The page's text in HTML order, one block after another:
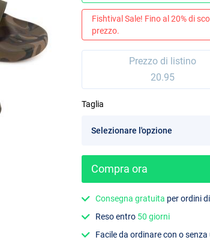
Fishtival Sale! Fino al 20% di
prezzo.
Prezzo di listino
20.95
Taglia
Compra ora
Consegna gratuita per ordini
Reso entro 50 giorni
Facile da ordinare con o